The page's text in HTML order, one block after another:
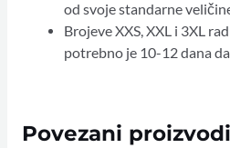
od svoje standarne
Brojeve XXS, XXL i 3XL
potrebno je 10-12 dana
Povezani proizvodi